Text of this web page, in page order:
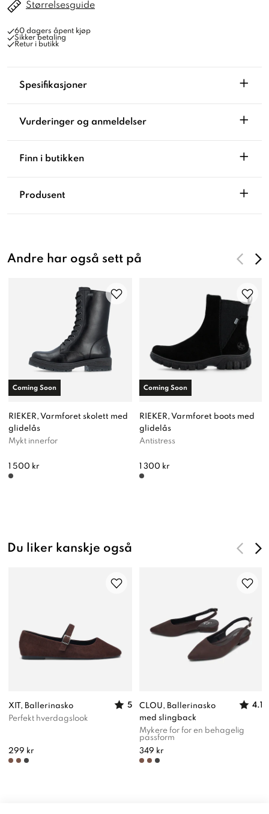
Størrelsesguide
60 dagers åpent kjøp
Sikker betaling
Retur i butikk
Spesifikasjoner +
Vurderinger og anmeldelser +
Finn i butikken +
Produsent +
Andre har også sett på
RIEKER, Varmforet skolett med
glidelås
Mykt innerfor
1 500 kr
Coming Soon
RIEKER, Varmforet boots med
glidelås
Antistress
1 300 kr
Coming Soon
Du liker kanskje også
XIT, Ballerinasko
5
Perfekt hverdagslook
299 kr
CLOU, Ballerinasko
med slingback
4.1
Mykere for for en behagelig
passform
349 kr